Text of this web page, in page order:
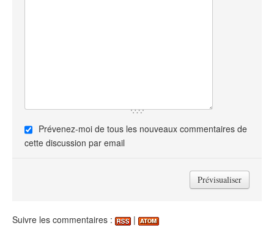
Prévenez-moi de tous les nouveaux commentaires de
cette discussion par email
Suivre les commentaires : |